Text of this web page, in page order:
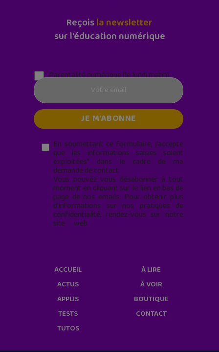
Reçoisla newsletter
sur l'éducation numérique
Parentalité numérique (le lundi matin)
En soumettant ce formulaire, j’accepte
que les informations saisies soient
exploitées* dans le cadre de ma
demande de contact.
Vous pouvez vous désabonner à tout
moment en cliquant sur le lien en bas de
page de nos emails. Pour obtenir plus
d'informations sur nos pratiques de
confidentialité, rendez-vous sur notre
site web
ACCUEIL
ACTUS
APPLIS
TESTS
TUTOS
À LIRE
À VOIR
BOUTIQUE
CONTACT